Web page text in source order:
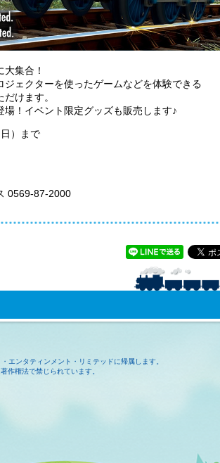
集合！
ェクターを使ったゲームなどを体験できる
けます。
！イベント限定グッズも販売します♪
）まで
0569-87-2000
エンタティンメント・リミテッドに帰属します。
作権法で禁じられています。